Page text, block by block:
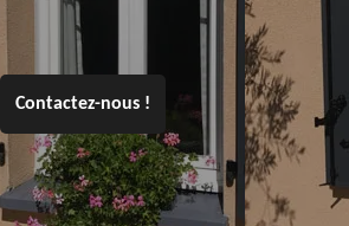
Contactez-nous !